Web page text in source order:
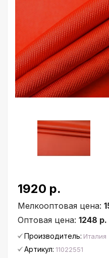
1920 р.
Мелкооптовая цена:
Оптовая цена: 1248 р.
Производитель: Италия
Артикул: 11022551